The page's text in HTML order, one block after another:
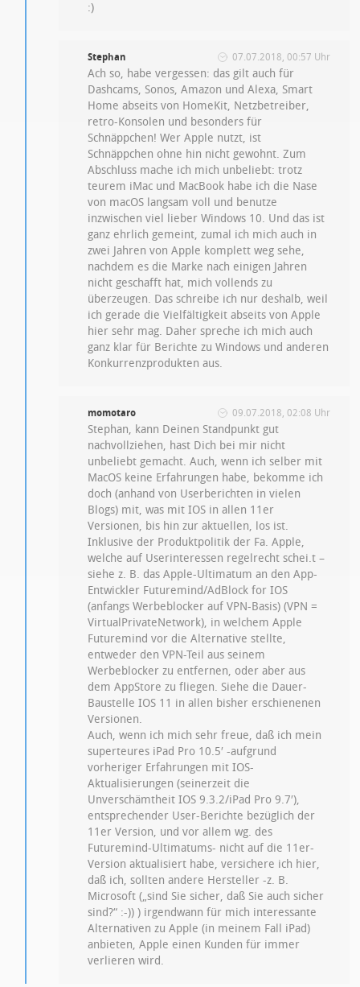
:)
Stephan 07.07.2018, 00:57 Uhr
Ach so, habe vergessen: das gilt auch für
Dashcams, Sonos, Amazon und Alexa, Smart
Home abseits von HomeKit, Netzbetreiber,
retro-Konsolen und besonders für
Schnäppchen! Wer Apple nutzt, ist
Schnäppchen ohne hin nicht gewohnt. Zum
Abschluss mache ich mich unbeliebt: trotz
teurem iMac und MacBook habe ich die Nase
von macOS langsam voll und benutze
inzwischen viel lieber Windows 10. Und das ist
ganz ehrlich gemeint, zumal ich mich auch in
zwei Jahren von Apple komplett weg sehe,
nachdem es die Marke nach einigen Jahren
nicht geschafft hat, mich vollends zu
überzeugen. Das schreibe ich nur deshalb, weil
ich gerade die Vielfältigkeit abseits von Apple
hier sehr mag. Daher spreche ich mich auch
ganz klar für Berichte zu Windows und anderen
Konkurrenzprodukten aus.
momotaro 09.07.2018, 02:08 Uhr
Stephan, kann Deinen Standpunkt gut
nachvollziehen, hast Dich bei mir nicht
unbeliebt gemacht. Auch, wenn ich selber mit
MacOS keine Erfahrungen habe, bekomme ich
doch (anhand von Userberichten in vielen
Blogs) mit, was mit IOS in allen 11er
Versionen, bis hin zur aktuellen, los ist.
Inklusive der Produktpolitik der Fa. Apple,
welche auf Userinteressen regelrecht schei.t –
siehe z. B. das Apple-Ultimatum an den App-
Entwickler Futuremind/AdBlock for IOS
(anfangs Werbeblocker auf VPN-Basis) (VPN =
VirtualPrivateNetwork), in welchem Apple
Futuremind vor die Alternative stellte,
entweder den VPN-Teil aus seinem
Werbeblocker zu entfernen, oder aber aus
dem AppStore zu fliegen. Siehe die Dauer-
Baustelle IOS 11 in allen bisher erschienenen
Versionen.
Auch, wenn ich mich sehr freue, daß ich mein
superteures iPad Pro 10.5′ -aufgrund
vorheriger Erfahrungen mit IOS-
Aktualisierungen (seinerzeit die
Unverschämtheit IOS 9.3.2/iPad Pro 9.7′),
entsprechender User-Berichte bezüglich der
11er Version, und vor allem wg. des
Futuremind-Ultimatums- nicht auf die 11er-
Version aktualisiert habe, versichere ich hier,
daß ich, sollten andere Hersteller -z. B.
Microsoft („sind Sie sicher, daß Sie auch sicher
sind?“ :-)) ) irgendwann für mich interessante
Alternativen zu Apple (in meinem Fall iPad)
anbieten, Apple einen Kunden für immer
verlieren wird.